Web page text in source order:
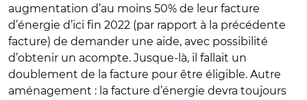
augmentation d’au moins 50% de leur facture
d’énergie d’ici fin 2022 (par rapport à la précédente
facture) de demander une aide, avec possibilité
d’obtenir un acompte. Jusque-là, il fallait un
doublement de la facture pour être éligible. Autre
aménagement : la facture d’énergie devra toujours